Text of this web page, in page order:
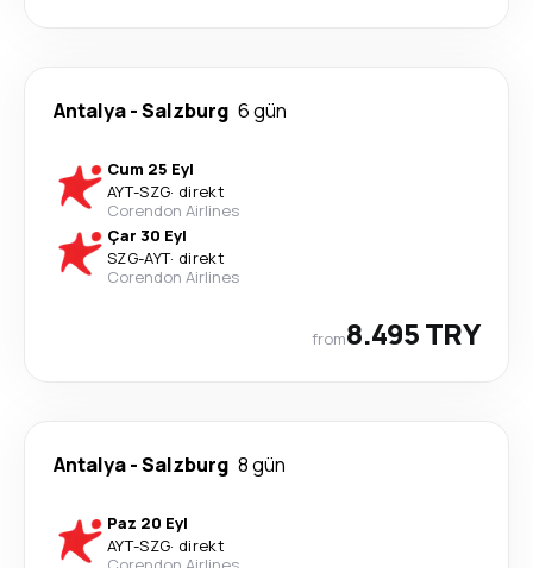
Antalya-Salzburg 6 gün
Cum 25 Eyl
AYT-SZG· direkt
Corendon Airlines
Çar 30 Eyl
SZG-AYT· direkt
Corendon Airlines
from8.495 TRY
Antalya-Salzburg 8 gün
Paz 20 Eyl
AYT-SZG· direkt